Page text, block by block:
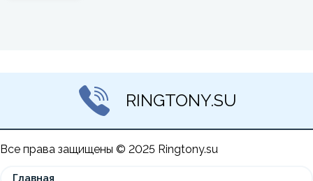
RINGTONY.SU
Все права защищены © 2025 Ringtony.su
Главная